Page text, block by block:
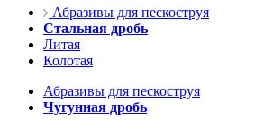
Абразивы для пескоструя
Стальная дробь
Литая
Колотая
Абразивы для пескоструя
Чугунная дробь